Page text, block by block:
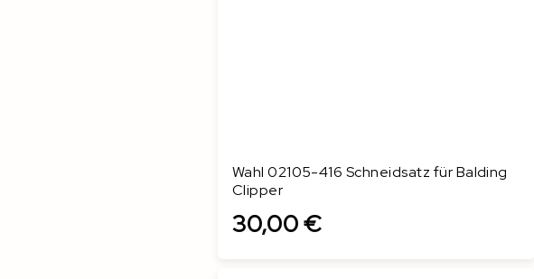
Wahl 02105-416 Schneidsatz für Balding
Clipper
30,00 €